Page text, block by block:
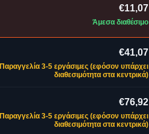
€11,07
Άμεσα διαθέσιμο
€41,07
Παραγγελία 3-5 εργάσιμες (εφόσον υπάρχει
διαθεσιμότητα στα κεντρικά)
€76,92
Παραγγελία 3-5 εργάσιμες (εφόσον υπάρχει
διαθεσιμότητα στα κεντρικά)